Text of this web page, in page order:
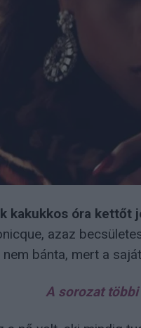
kakukkos óra
azaz
bánta, mert a
A sorozat